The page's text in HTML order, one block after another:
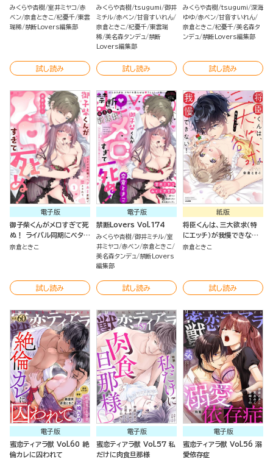
みくらや杏樹 室井ミヤコ 赤
ベン 奈倉ときこ 杞憂千 東雲
瑞稀 禁断Lovers編集部
試し読み
みくらや杏樹 tsugumi 御井
ミチル 赤ベン 甘音すいれん
奈倉ときこ 杞憂千 東雲瑞
稀 美名森タンデュ 禁断
Lovers編集部
試し読み
みくらや杏樹 tsugumi 深海
ゆゆ 赤ベン 甘音すいれん
奈倉ときこ 杞憂千 美名森タ
ンデュ 禁断Lovers編集部
試し読み
電子版
御子柴くんがメロすぎて死
ぬ！ ライバル同期にベタあ
ま愛撫で堕とされて（分冊
奈倉ときこ
試し読み
電子版
禁断Lovers Vol.174
みくらや杏樹 御井ミチル 室
井ミヤコ 赤ベン 奈倉ときこ
美名森タンデュ 禁断Lovers
編集部
試し読み
紙版
将臣くんは、三大欲求（特
にエッチ）が我慢できな
い！
奈倉ときこ
試し読み
電子版
蜜恋ティアラ獣 Vol.60 絶
倫カレに囚われて
電子版
蜜恋ティアラ獣 Vol.57 私
だけに肉食旦那様
電子版
蜜恋ティアラ獣 Vol.56 溺
愛依存症